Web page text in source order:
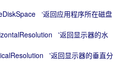
‘返回应用程序所在磁盘
'返回显示器的水
'返回显示器的垂直分